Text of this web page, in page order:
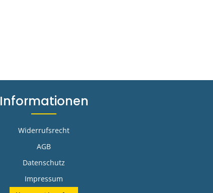
Informationen
Widerrufsrecht
AGB
Datenschutz
Impressum